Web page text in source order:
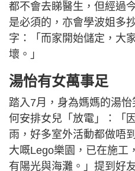
都不會去睇醫生，但經過
是必須的，亦會學波姐多
字：「而家開始儲定，大
壞。」
湯怡有女萬事足
踏入7月，身為媽媽的湯
何安排女兒「放電」：「
雨，好多室外活動都做唔
大嘅Lego樂園，已在施工
有陽光與海灘。」提到好